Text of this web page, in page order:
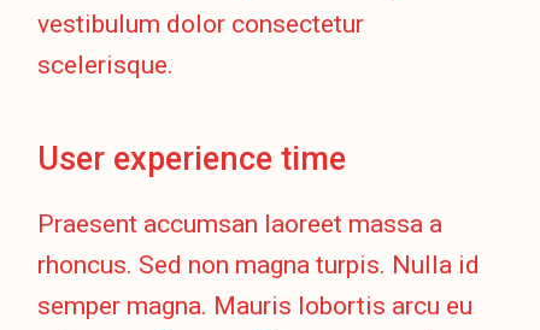
vestibulum dolor consectetur
scelerisque.
User experience time
Praesent accumsan laoreet massa a
rhoncus. Sed non magna turpis. Nulla id
semper magna. Mauris lobortis arcu eu